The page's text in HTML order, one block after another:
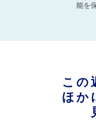
能を
この
ほか